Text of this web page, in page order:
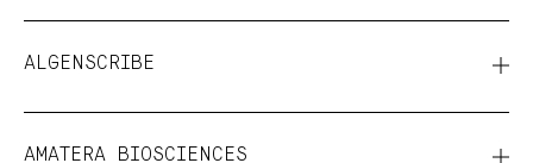
ALGENSCRIBE
AMATERA BIOSCIENCES